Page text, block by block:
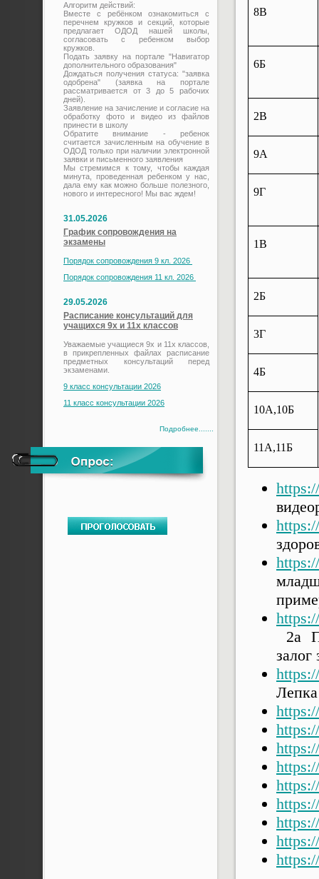
8В
6Б
2В
9А
9Г
1В
2Б
3Г
4Б
10А,10Б
11А,11Б
2а
залог
Алгоритм действий:
Вместе с ребёнком ознакомиться с
перечнем кружков и секций, которые
предлагает ОДОД нашей школы,
согласовать с ребенком выбор
кружков.
Подать заявку на портале "Навигатор
дополнительного образования"
Дождаться получения статуса: "заявка
одобрена" (заявка на портале
рассматривается от 3 до 5 рабочих
дней).
Заявление на зачисление и согласие на
обработку фото и видео из файлов
принести в школу
Обратите внимание - ребенок
считается зачисленным на обучение в
ОДОД только при наличии электронной
заявки и письменного заявления
Мы стремимся к тому, чтобы каждая
минута, проведенная ребенком у нас,
дала ему как можно больше полезного,
нового и интересного! Мы вас ждем!
31.05.2026
График сопровождения на
экзамены
Порядок сопровождения 9 кл. 2026
Порядок сопровождения 11 кл. 2026
29.05.2026
Расписание консультаций для
учащихся 9х и 11х классов
Уважаемые учащиеся 9х и 11х классов,
в прикрепленных файлах расписание
предметных консультаций перед
экзаменами.
9 класс консультации 2026
11 класс консультации 2026
Подробнее.......